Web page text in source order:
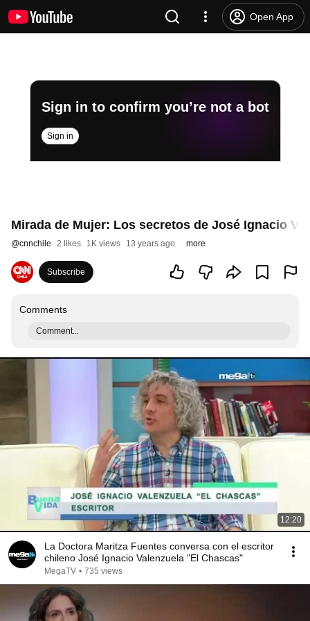
Open App
Sign in to confirm you’re not a bot
Sign in
Mirada de Mujer: Los secretos de José Ignacio
@cnnchile 2 likes 1K views 13 years ago more
Subscribe
Comments
Comment...
12:20
La Doctora Maritza Fuentes conversa con el escritor
chileno José Ignacio Valenzuela "El Chascas"
MegaTV • 735 views